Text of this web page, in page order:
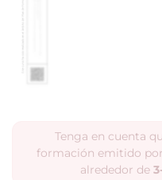
Tenga en cuenta
formación emitido
alrededor de